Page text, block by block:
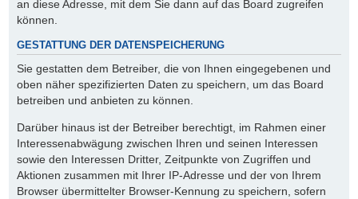
an diese Adresse, mit dem Sie dann auf das Board zugreifen
können.
GESTATTUNG DER DATENSPEICHERUNG
Sie gestatten dem Betreiber, die von Ihnen eingegebenen und
oben näher spezifizierten Daten zu speichern, um das Board
betreiben und anbieten zu können.
Darüber hinaus ist der Betreiber berechtigt, im Rahmen einer
Interessenabwägung zwischen Ihren und seinen Interessen
sowie den Interessen Dritter, Zeitpunkte von Zugriffen und
Aktionen zusammen mit Ihrer IP-Adresse und der von Ihrem
Browser übermittelter Browser-Kennung zu speichern, sofern